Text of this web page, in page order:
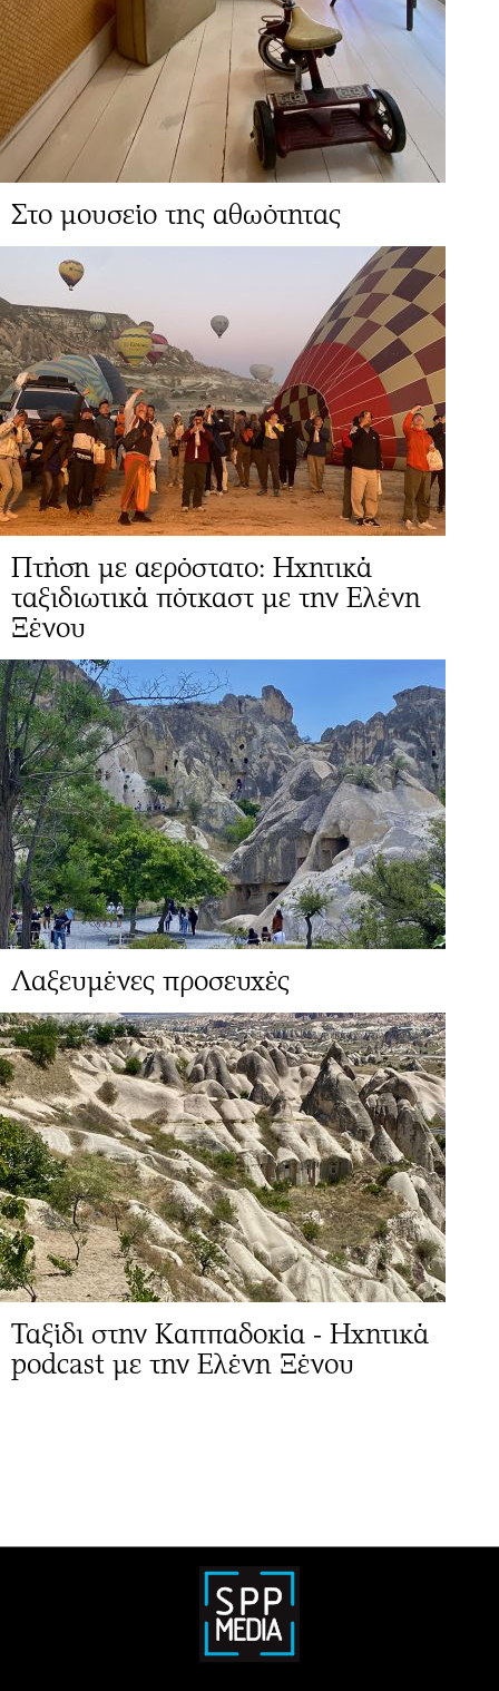
Στο μουσείο της αθωότητας
Πτήση με αερόστατο: Ηχητικά
ταξιδιωτικά πότκαστ με την Ελένη
Ξένου
Λαξευμένες προσευχές
Ταξίδι στην Καππαδοκία - Ηχητικά
podcast με την Ελένη Ξένου